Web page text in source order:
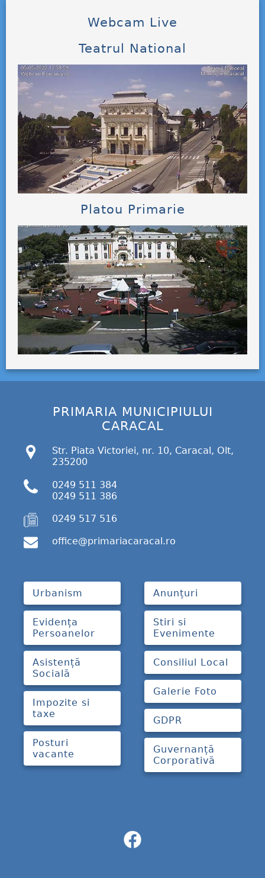
Webcam Live
Teatrul National
Platou Primarie
PRIMARIA MUNICIPIULUI
CARACAL
Str. Piata Victoriei, nr. 10, Caracal, Olt,
235200
0249 511 384
0249 511 386
0249 517 516
office@primariacaracal.ro
Urbanism
Evidența
Persoanelor
Asistență
Socială
Impozite si
taxe
Posturi
vacante
Anunțuri
Stiri si
Evenimente
Consiliul Local
Galerie Foto
GDPR
Guvernanță
Corporativă